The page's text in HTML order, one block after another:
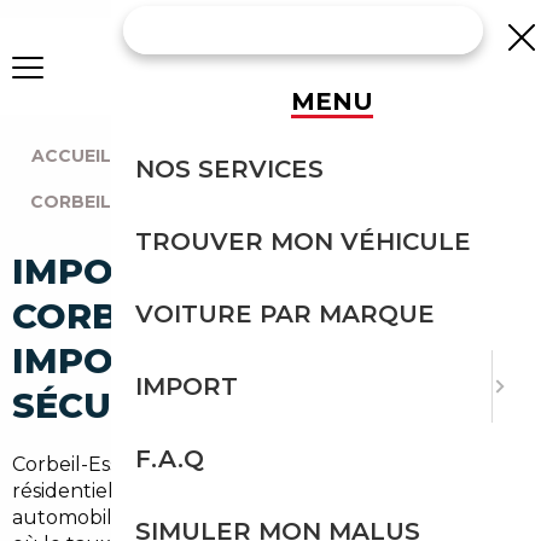
ACCUEIL AGENCE PARIS
CORBEIL-ESSONNES (91100)
IMPORT VOITURE À
CORBEIL-ESSONNES :
IMPORTEZ EN TOUTE
SÉCURITÉ
Corbeil-Essonnes, ses
résidentiel dense entre Seine et forêt, et ses
automobilistes qui roulent beaucoup. Dans une ville
MENU
NOS SERVICES
TROUVER MON VÉHICULE
VOITURE PAR MARQUE
IMPORT
F.A.Q
SIMULER MON MALUS